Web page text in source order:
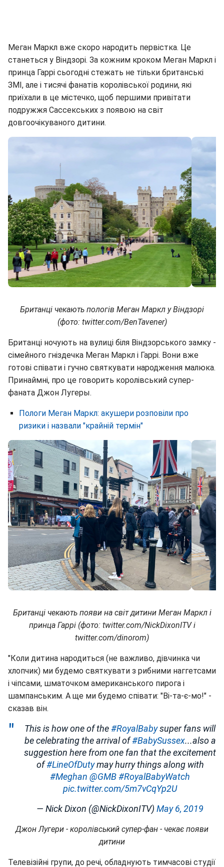
Меган Маркл вже скоро народить первістка. Це
станеться у Віндзорі. За кожним кроком Меган Маркл і
принца Гаррі сьогодні стежать не тільки британські
ЗМІ, але і тисячі фанатів королівської родини, які
приїхали в це містечко, щоб першими привітати
подружжя Сассекських з появою на світ
довгоочікуваного дитини.
Британці чекають пологів Меган Маркл у Віндзорі
(фото: twitter.com/BenTavener)
Британці ночують на вулиці біля Віндзорського замку -
сімейного гніздечка Меган Маркл і Гаррі. Вони вже
готові співати і гучно святкувати народження малюка.
Принаймні, про це говорить королівський супер-
фаната Джон Лугеры.
Пологи Меган Маркл: акушери розповіли про
ризики і назвали "крайній термін"
Британці чекають появи на світ дитини Меган Маркл і
принца Гаррі (фото: twitter.com/NickDixonITV і
twitter.com/dinorom)
"Коли дитина народиться (не важливо, дівчинка чи
хлопчик) ми будемо святкувати з рибними наггетсами
і чіпсами, шматочком американського пирога і
шампанським. А ще ми будемо співати: "Ві-та-є-мо!" -
сказав він.
This is how one of the#RoyalBabysuper fans will
be celebrating the arrival of#BabySussex...also a
suggestion here from one fan that the excitement
of#LineOfDutymay hurry things along with
#Meghan @GMB#RoyalBabyWatch
pic.twitter.com/5m7vCqYp2U
— Nick Dixon (@NickDixonITV) May 6, 2019
Джон Лугери - королівський супер-фан - чекає появи
дитини
Телевізійні групи, до речі, обладнують тимчасові студії